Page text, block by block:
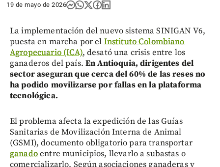
19 de mayo de 2026
La implementación del nuevo sistema SINIGAN V6,
puesta en marcha por el Instituto Colombiano
Agropecuario (ICA), desató una crisis entre los
ganaderos del país. En Antioquia, dirigentes del
sector aseguran que cerca del 60% de las reses no
ha podido movilizarse por fallas en la plataforma
tecnológica.
El problema afecta la expedición de las Guías
Sanitarias de Movilización Interna de Animal
(GSMI), documento obligatorio para transportar
ganadoentre municipios, llevarlo a subastas o
comercializarlo. Según asociaciones ganaderas y